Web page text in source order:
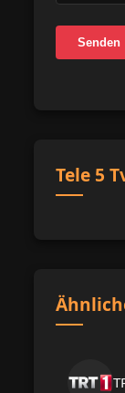
Senden
Tele 5